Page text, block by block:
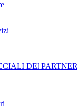
DEI PARTNER